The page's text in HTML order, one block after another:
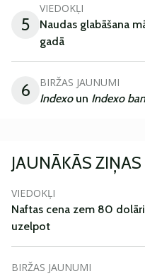
5
VIEDOKĻI
Naudas glabāšana
gadā
6 BIRŽAS JAUNUMI
Indexoun Indexo
JAUNĀKĀS ZIŅAS
VIEDOKĻI
Naftas cena zem 80
uzelpot
BIRŽAS JAUNUMI